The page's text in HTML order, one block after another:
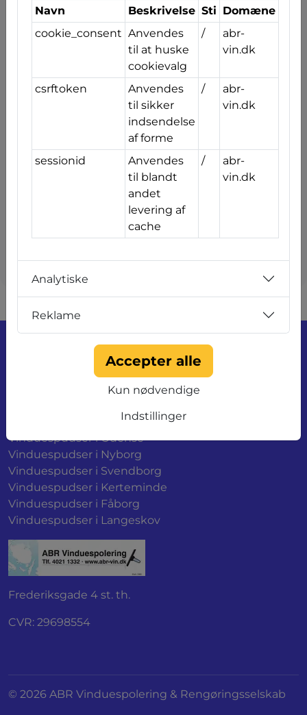
Beskrivelse af opgaven
Upload billeder af dine vinduer, og få et
strakstilbud i løbet af 12 timer.
Billederne skal gerne vise alle facader og alle typer af
Kontakt os
christian@abr-vin.dk
Vinduespudser i Odense
Vinduespudser i Nyborg
Vinduespudser i Svendborg
Vinduespudser i Kerteminde
Vinduespudser i Fåborg
Vinduespudser i Langeskov
Frederiksgade 4 st. th.
CVR: 29698554
© 2026 ABR Vinduespolering & Rengøringsselskab
Navn Beskrivelse Sti Domæne
cookie_consent Anvendes
til at huske
cookievalg
/
abr-
vin.dk
csrftoken
Anvendes
til sikker
indsendelse
af forme
/
abr-
vin.dk
sessionid
Anvendes
til blandt
andet
levering af
cache
/
abr-
vin.dk
Analytiske
Reklame
Accepter alle
Kun nødvendige
Indstillinger